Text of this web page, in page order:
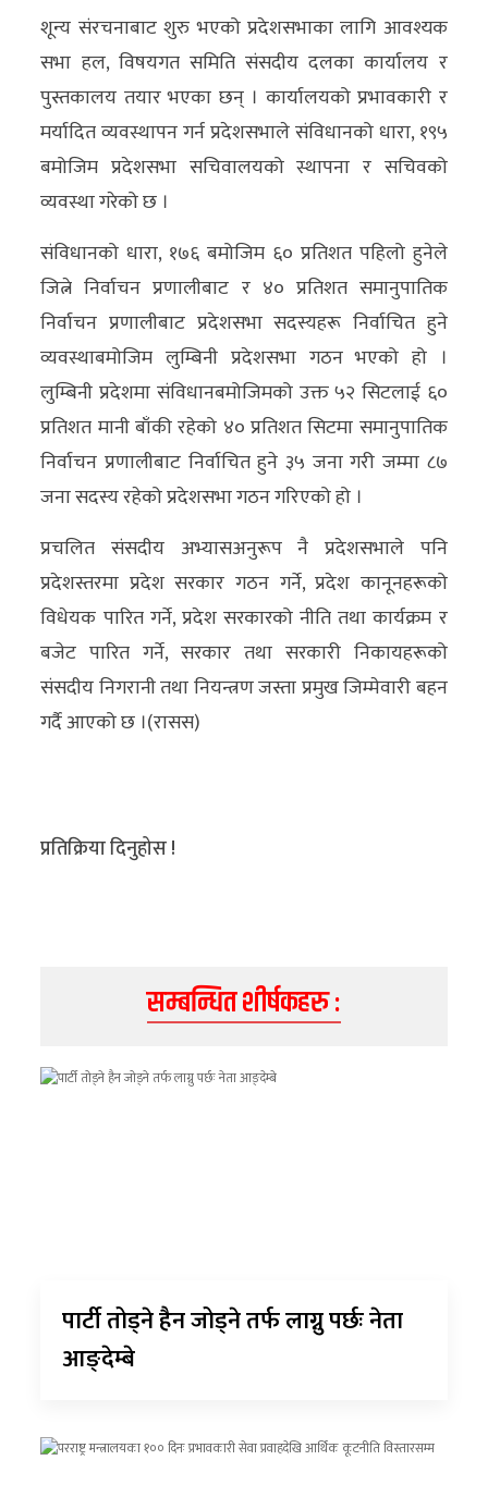
शून्य संरचनाबाट शुरु भएको प्रदेशसभाका लागि आवश्यक
सभा हल, विषयगत समिति संसदीय दलका कार्यालय र
पुस्तकालय तयार भएका छन् । कार्यालयको प्रभावकारी र
मर्यादित व्यवस्थापन गर्न प्रदेशसभाले संविधानको धारा, १९५
बमोजिम प्रदेशसभा सचिवालयको स्थापना र सचिवको
व्यवस्था गरेको छ ।
संविधानको धारा, १७६ बमोजिम ६० प्रतिशत पहिलो हुनेले
जित्ने निर्वाचन प्रणालीबाट र ४० प्रतिशत समानुपातिक
निर्वाचन प्रणालीबाट प्रदेशसभा सदस्यहरू निर्वाचित हुने
व्यवस्थाबमोजिम लुम्बिनी प्रदेशसभा गठन भएको हो ।
लुम्बिनी प्रदेशमा संविधानबमोजिमको उक्त ५२ सिटलाई ६०
प्रतिशत मानी बाँकी रहेको ४० प्रतिशत सिटमा समानुपातिक
निर्वाचन प्रणालीबाट निर्वाचित हुने ३५ जना गरी जम्मा ८७
जना सदस्य रहेको प्रदेशसभा गठन गरिएको हो ।
प्रचलित संसदीय अभ्यासअनुरूप नै प्रदेशसभाले पनि
प्रदेशस्तरमा प्रदेश सरकार गठन गर्ने, प्रदेश कानूनहरूको
विधेयक पारित गर्ने, प्रदेश सरकारको नीति तथा कार्यक्रम र
बजेट पारित गर्ने, सरकार तथा सरकारी निकायहरूको
संसदीय निगरानी तथा नियन्त्रण जस्ता प्रमुख जिम्मेवारी बहन
गर्दै आएको छ ।(रासस)
प्रतिक्रिया दिनुहोस !
सम्बन्धित शीर्षकहरु :
पार्टी तोड्ने हैन जोड्ने तर्फ लाग्नु पर्छः नेता
आङ्देम्बे